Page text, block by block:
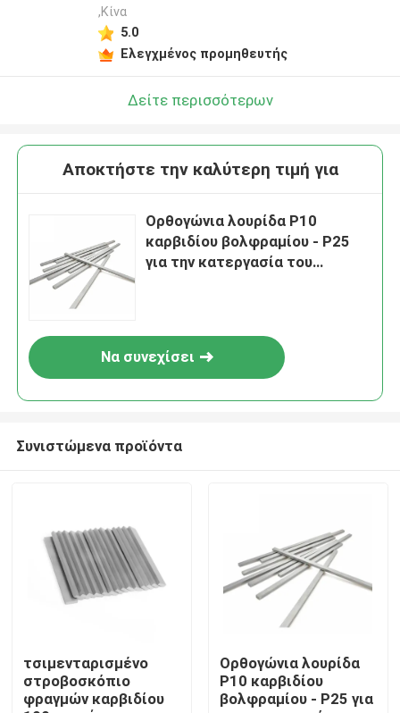
Σπίτι
Περίπου εμείς
,Κίνα
5.0
Ελεγχμένος προμηθευτής
Δείτε περισσότερων
Αποκτήστε την καλύτερη τιμή για
Ορθογώνια λουρίδα P10
καρβιδίου βολφραμίου - P25
για την κατεργασία του
Να συνεχίσει
Συνιστώμενα προϊόντα
τσιμενταρισμένο
στροβοσκόπιο
φραγμών καρβιδίου
Ορθογώνια λουρίδα
P10 καρβιδίου
βολφραμίου - P25 για